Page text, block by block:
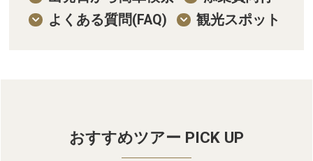
関西発
よくある質問(FAQ)
観光スポット
おすすめツアー PICK UP